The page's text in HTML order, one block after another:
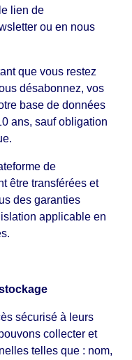
lien de
ou en nous
que vous restez
désabonnez, vos
base de données
ans, sauf obligation
de
être transférées et
des garanties
applicable en
sécurisé à leurs
collecter et
telles que : nom,